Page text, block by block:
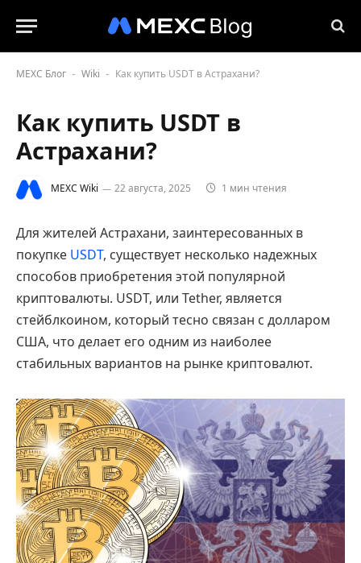
MEXC Блог - Wiki - Как купить USDT в Астрахани?
Как купить USDT в
Астрахани?
MEXC Wiki 22 августа, 2025 1 мин чтения
Для жителей Астрахани, заинтересованных в
покупке USDT, существует несколько надежных
способов приобретения этой популярной
криптовалюты. USDT, или Tether, является
стейблкоином, который тесно связан с долларом
США, что делает его одним из наиболее
стабильных вариантов на рынке криптовалют.